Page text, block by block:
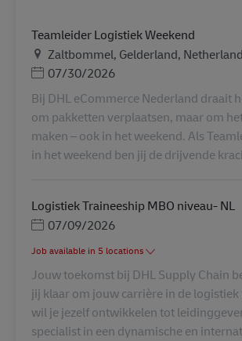
Teamleider Logistiek Weekend
LieuZaltbommel, Gelderland,
Posted Date
07/30/2026
Bij DHL eCommerce Nederland draait
om pakketten verplaatsen, maar om
maken – ook in het weekend. Als
in het weekend ben jij de drijvende
Logistiek Traineeship MBO niveau- NL
Posted Date
07/09/2026
Job available in 5 locations
Jouw toekomst bij DHL Supply Chain
jij klaar om jouw carrière in de logistiek
wil je jezelf ontwikkelen tot
specialist in een dynamische en